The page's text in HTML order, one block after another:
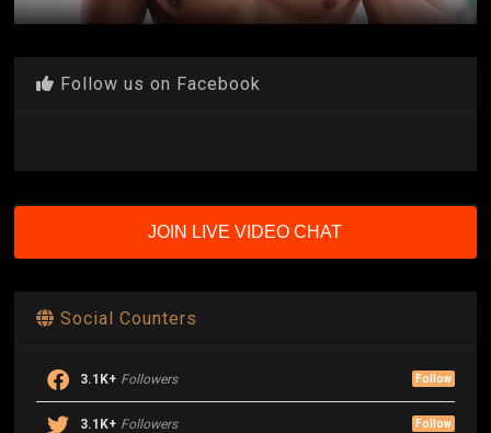
Follow us on Facebook
JOIN LIVE VIDEO CHAT
Social Counters
3.1K+ Followers Follow
3.1K+ Followers Follow